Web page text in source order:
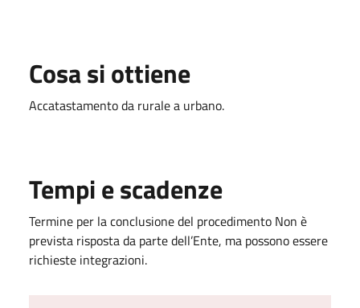
Cosa si ottiene
Accatastamento da rurale a urbano.
Tempi e scadenze
Termine per la conclusione del procedimento Non è
prevista risposta da parte dell’Ente, ma possono essere
richieste integrazioni.